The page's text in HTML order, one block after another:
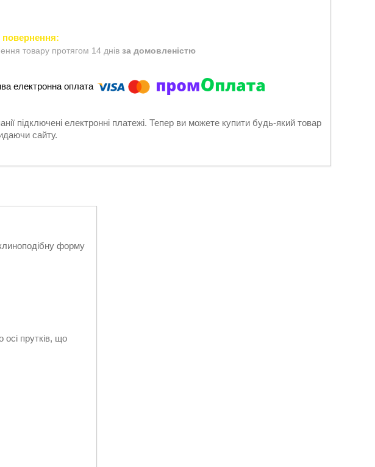
товару протягом 14 днів за домовленістю
підключені електронні платежі. Тепер ви можете купити будь-який товар
сайту.
форму
осі прутків, що